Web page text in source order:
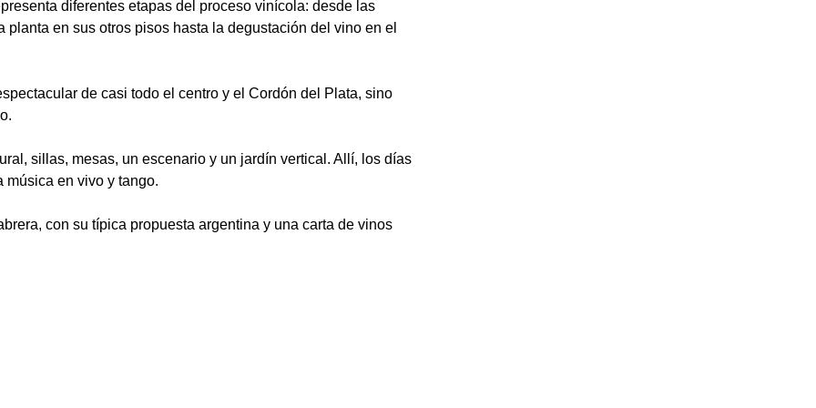
diferentes etapas del proceso vinícola: desde las
en sus otros pisos hasta la degustación del vino en el
de casi todo el centro y el Cordón del Plata, sino
sillas, mesas, un escenario y un jardín vertical. Allí, los días
música en vivo y tango.
con su típica propuesta argentina y una carta de vinos